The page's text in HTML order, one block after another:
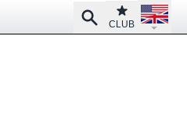
SearchClub
CLUB
Open